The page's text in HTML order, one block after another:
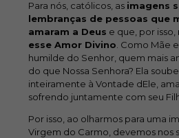
Para nós, católicos, as imagens
lembranças de pessoas que
amaram a Deus e que, por isso,
esse Amor Divino . Como Mãe
humilde do Senhor, quem mais
do que Nossa Senhora? Ela
inteiramente à Vontade dEle,
sofrendo juntamente com seu
Por isso, ao olharmos para uma
Virgem do Carmo, devemos nos